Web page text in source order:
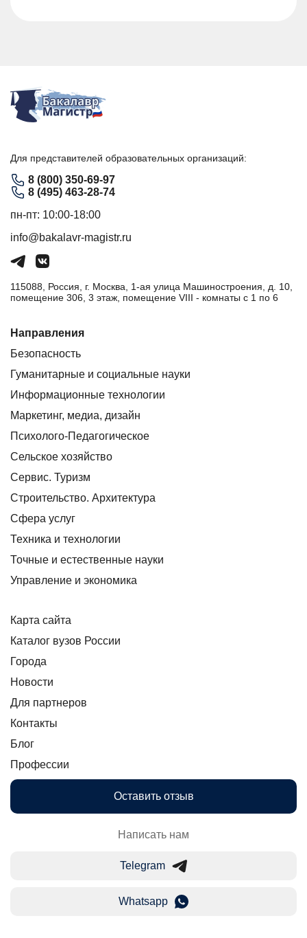
Для представителей образовательных организаций:
8 (800) 350-69-97
8 (495) 463-28-74
пн-пт: 10:00-18:00
info@bakalavr-magistr.ru
115088, Россия, г. Москва, 1-ая улица Машиностроения, д. 10,
помещение 306, 3 этаж, помещение VIII - комнаты с 1 по 6
Направления
Безопасность
Гуманитарные и социальные науки
Информационные технологии
Маркетинг, медиа, дизайн
Психолого-Педагогическое
Сельское хозяйство
Сервис. Туризм
Строительство. Архитектура
Сфера услуг
Техника и технологии
Точные и естественные науки
Управление и экономика
Карта сайта
Каталог вузов России
Города
Новости
Для партнеров
Контакты
Блог
Профессии
Оставить отзыв
Написать нам
Telegram
Whatsapp